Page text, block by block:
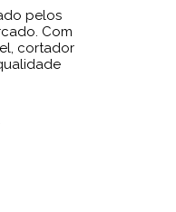
pelos
Com
cortador